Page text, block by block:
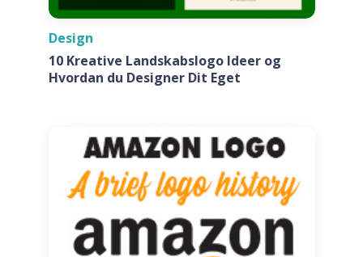
Design
10 Kreative Landskabslogo Ideer og
Hvordan du Designer Dit Eget